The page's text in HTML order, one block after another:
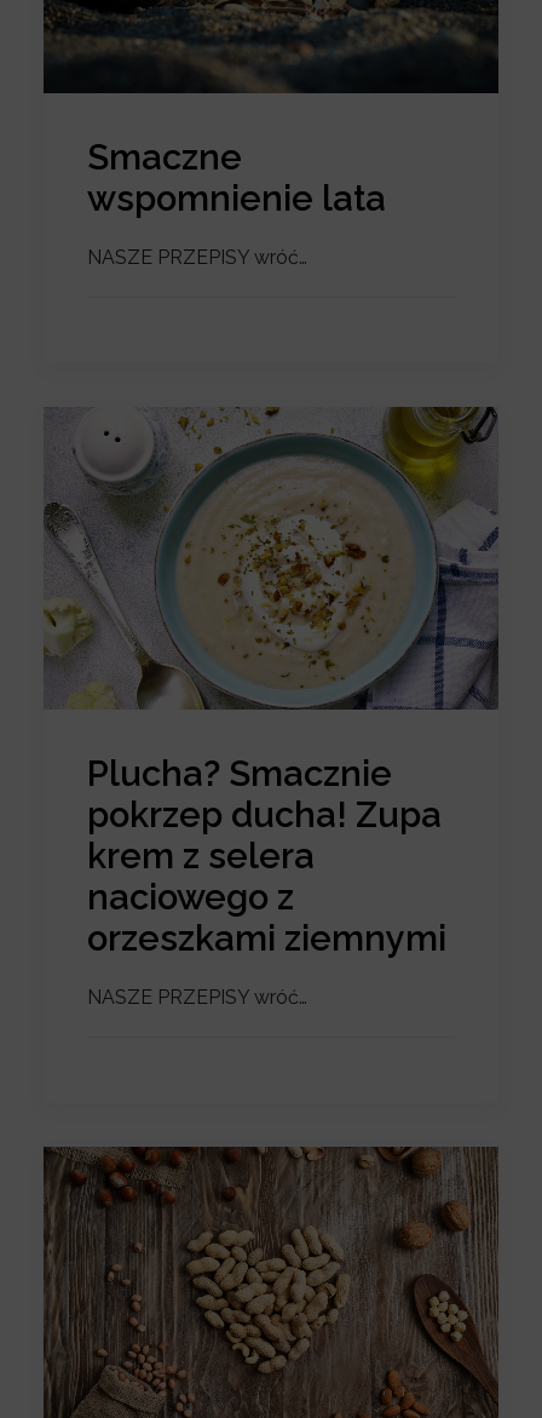
Smaczne
wspomnienie lata
NASZE PRZEPISY wróć…
Plucha? Smacznie
pokrzep ducha! Zupa
krem z selera
naciowego z
orzeszkami ziemnymi
NASZE PRZEPISY wróć…